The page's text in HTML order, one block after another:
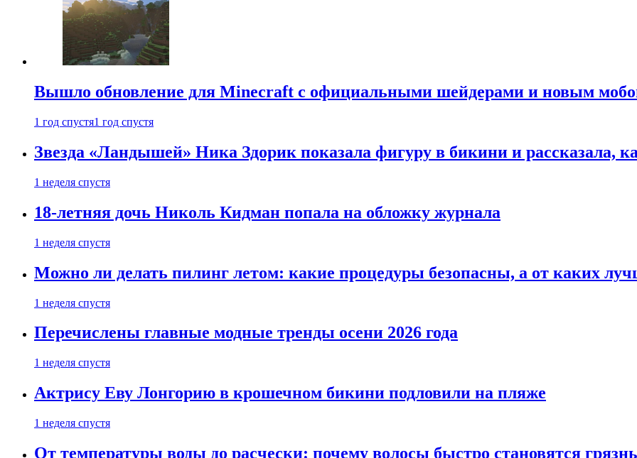
Вышло обновление для Minecraft с официальными шейдерами и новым
1 год спустя1 год спустя
Звезда «Ландышей» Ника Здорик показала фигуру в бикини и рассказала,
1 неделя спустя
18-летняя дочь Николь Кидман попала на обложку журнала
1 неделя спустя
Можно ли делать пилинг летом: какие процедуры безопасны, а от каких
1 неделя спустя
Перечислены главные модные тренды осени 2026 года
1 неделя спустя
Актрису Еву Лонгорию в крошечном бикини подловили на пляже
1 неделя спустя
От температуры воды до расчески: почему волосы быстро становятся